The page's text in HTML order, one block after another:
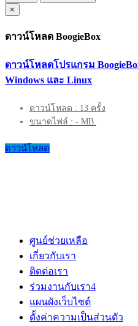
×
ดาวน์โหลด BoogieBox
ดาวน์โหลดโปรแกรม
Windows และ Linux
ดาวน์โหลด : 13 ครั้ง
ขนาดไฟล์ : - MB.
ดาวน์โหลด
ศูนย์ช่วยเหลือ
เกี่ยวกับเรา
ติดต่อเรา
ร่วมงานกับเรา4
แผนผังเว็บไซต์
ตั้งค่าความเป็นส่วนตัว